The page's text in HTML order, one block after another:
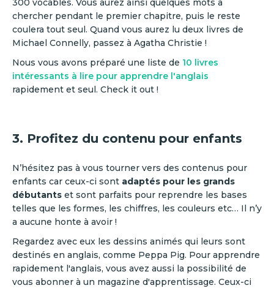
300 vocables. Vous aurez ainsi quelques mots à
chercher pendant le premier chapitre, puis le reste
coulera tout seul. Quand vous aurez lu deux livres de
Michael Connelly, passez à Agatha Christie !
Nous vous avons préparé une liste de 10 livres
intéressants à lire pour apprendre l'anglais
rapidement et seul. Check it out !
3. Profitez du contenu pour enfants
N’hésitez pas à vous tourner vers des contenus pour
enfants car ceux-ci sont adaptés pour les grands
débutants et sont parfaits pour reprendre les bases
telles que les formes, les chiffres, les couleurs etc… Il n’y
a aucune honte à avoir !
Regardez avec eux les dessins animés qui leurs sont
destinés en anglais, comme Peppa Pig. Pour apprendre
rapidement l'anglais, vous avez aussi la possibilité de
vous abonner à un magazine d'apprentissage. Ceux-ci